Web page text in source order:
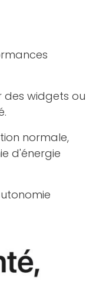
des widgets ou
normale,
d'énergie